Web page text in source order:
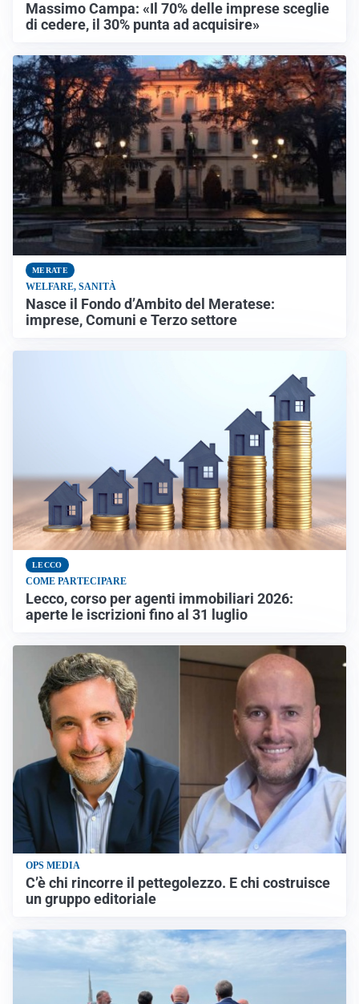
Massimo Campa: «Il 70% delle imprese sceglie
di cedere, il 30% punta ad acquisire»
MERATE
WELFARE, SANITÀ
Nasce il Fondo d’Ambito del Meratese:
imprese, Comuni e Terzo settore
LECCO
COME PARTECIPARE
Lecco, corso per agenti immobiliari 2026:
aperte le iscrizioni fino al 31 luglio
OPS MEDIA
C’è chi rincorre il pettegolezzo. E chi costruisce
un gruppo editoriale